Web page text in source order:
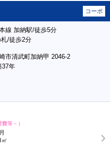
コーポ
線 加納駅/徒歩5分
/徒歩2分
市清武町加納甲 2046-2
37年
費等－）